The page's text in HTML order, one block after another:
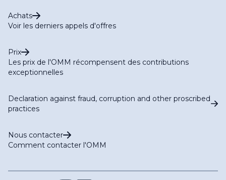
Achats
Voir les derniers appels d'offres
Prix
Les prix de l'OMM récompensent des contributions
exceptionnelles
Declaration against fraud, corruption and other proscribed
practices
Nous contacter
Comment contacter l'OMM